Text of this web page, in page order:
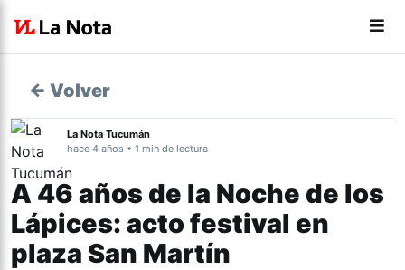
← Volver
La Nota Tucumán
hace 4 años • 1 min de lectura
A 46 años de la Noche de los
Lápices: acto festival en
plaza San Martín